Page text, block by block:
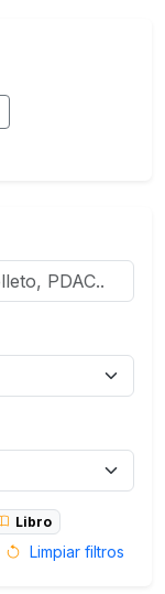
Libro
Limpiar filtros